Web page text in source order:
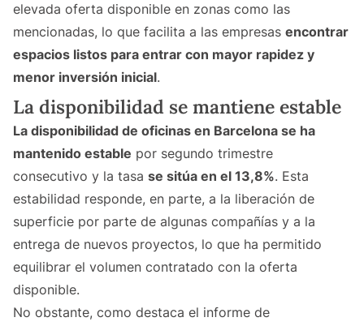
elevada oferta disponible en zonas como las
mencionadas, lo que facilita a las empresas encontrar
espacios listos para entrar con mayor rapidez y
menor inversión inicial.
La disponibilidad se mantiene estable
La disponibilidad de oficinas en Barcelona se ha
mantenido estable por segundo trimestre
consecutivo y la tasa se sitúa en el 13,8%. Esta
estabilidad responde, en parte, a la liberación de
superficie por parte de algunas compañías y a la
entrega de nuevos proyectos, lo que ha permitido
equilibrar el volumen contratado con la oferta
disponible.
No obstante, como destaca el informe de